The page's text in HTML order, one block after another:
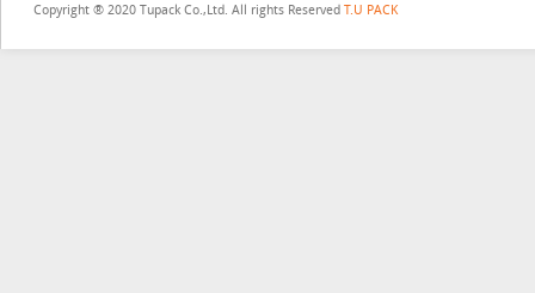
Copyright ® 2020 Tupack Co.,Ltd. All rights Reserved T.U PACK